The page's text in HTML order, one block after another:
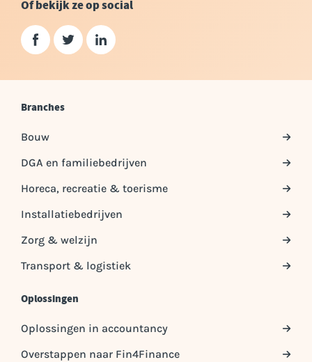
Of bekijk ze op social
Branches
Bouw
DGA en familiebedrijven
Horeca, recreatie & toerisme
Installatiebedrijven
Zorg & welzijn
Transport & logistiek
Oplossingen
Oplossingen in accountancy
Overstappen naar Fin4Finance